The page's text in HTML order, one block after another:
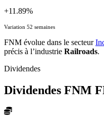
+11.89%
Variation 52 semaines
FNM évolue dans le secteur
précis à l’industrie Railroads.
Dividendes
Dividendes FNM